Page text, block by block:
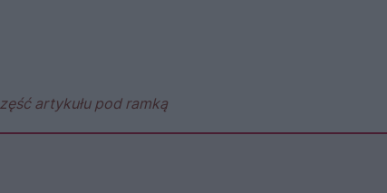
artykułu pod ramką